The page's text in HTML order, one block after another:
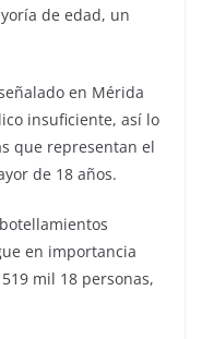
de edad, un
en Mérida
insuficiente, así lo
que representan el
de 18 años.
en importancia
mil 18 personas,